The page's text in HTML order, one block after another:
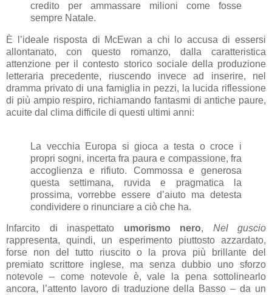
credito per ammassare milioni come fosse
sempre Natale.
È l’ideale risposta di McEwan a chi lo accusa di essersi
allontanato, con questo romanzo, dalla caratteristica
attenzione per il contesto storico sociale della produzione
letteraria precedente, riuscendo invece ad inserire, nel
dramma privato di una famiglia in pezzi, la lucida riflessione
di più ampio respiro, richiamando fantasmi di antiche paure,
acuite dal clima difficile di questi ultimi anni:
La vecchia Europa si gioca a testa o croce i
propri sogni, incerta fra paura e compassione, fra
accoglienza e rifiuto. Commossa e generosa
questa settimana, ruvida e pragmatica la
prossima, vorrebbe essere d’aiuto ma detesta
condividere o rinunciare a ciò che ha.
Infarcito di inaspettato umorismo nero, Nel guscio
rappresenta, quindi, un esperimento piuttosto azzardato,
forse non del tutto riuscito o la prova più brillante del
premiato scrittore inglese, ma senza dubbio uno sforzo
notevole – come notevole è, vale la pena sottolinearlo
ancora, l’attento lavoro di traduzione della Basso – da un